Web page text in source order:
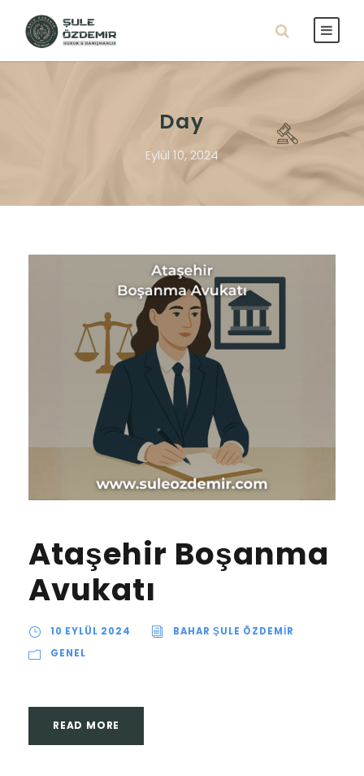
Day
Eylül 10, 2024
Ataşehir Boşanma
Avukatı
10 EYLÜL 2024
BAHAR ŞULE ÖZDEMİR
GENEL
READ MORE